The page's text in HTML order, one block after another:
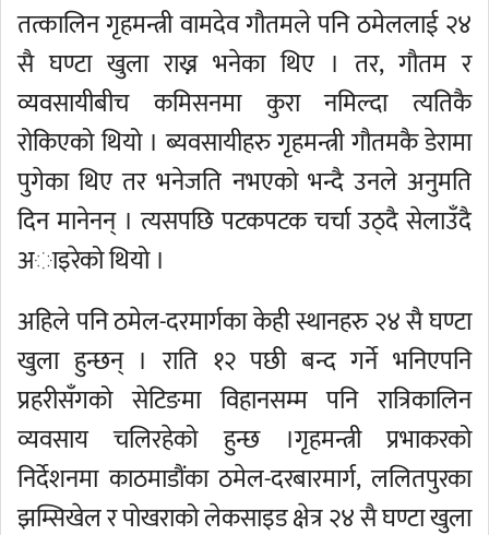
तत्कालिन गृहमन्त्री वामदेव गौतमले पनि ठमेललाई २४
सै घण्टा खुला राख्न भनेका थिए । तर, गौतम र
व्यवसायीबीच कमिसनमा कुरा नमिल्दा त्यतिकै
रोकिएको थियो । ब्यवसायीहरु गृहमन्त्री गौतमकै डेरामा
पुगेका थिए तर भनेजति नभएको भन्दै उनले अनुमति
दिन मानेनन् । त्यसपछि पटकपटक चर्चा उठ्दै सेलाउँदै
अाइरेको थियो ।
अहिले पनि ठमेल-दरमार्गका केही स्थानहरु २४ सै घण्टा
खुला हुन्छन् । राति १२ पछी बन्द गर्ने भनिएपनि
प्रहरीसँगको सेटिङमा विहानसम्म पनि रात्रिकालिन
व्यवसाय चलिरहेको हुन्छ ।गृहमन्त्री प्रभाकरको
निर्देशनमा काठमाडौंका ठमेल-दरबारमार्ग, ललितपुरका
झम्सिखेल र पोखराको लेकसाइड क्षेत्र २४ सै घण्टा खुला